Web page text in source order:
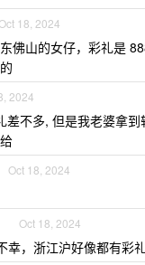
18, 2024
佛山的女仔，彩礼是
2024
差不多, 但是我老婆拿
Oct 18, 2024
Oct 18, 2024
幸，浙江沪好像都有彩